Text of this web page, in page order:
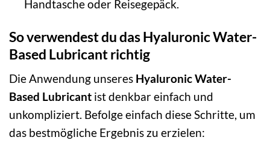
Handtasche oder Reisegepäck.
So verwendest du das Hyaluronic Water-
Based Lubricant richtig
Die Anwendung unseres Hyaluronic Water-
Based Lubricant ist denkbar einfach und
unkompliziert. Befolge einfach diese Schritte, um
das bestmögliche Ergebnis zu erzielen: